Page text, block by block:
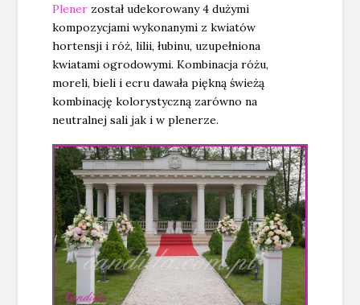
Plener został udekorowany 4 dużymi
kompozycjami wykonanymi z kwiatów
hortensji i róż, lilii, łubinu, uzupełniona
kwiatami ogrodowymi. Kombinacja różu,
moreli, bieli i ecru dawała piękną świeżą
kombinację kolorystyczną zarówno na
neutralnej sali jak i w plenerze.